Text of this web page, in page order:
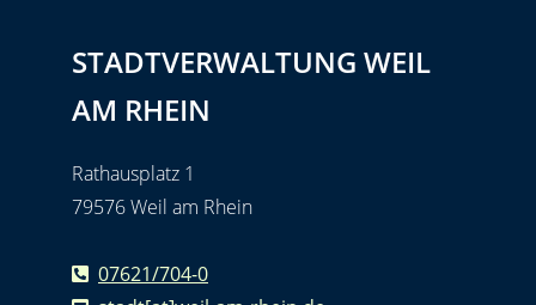
STADTVERWALTUNG WEIL
AM RHEIN
Rathausplatz 1
79576 Weil am Rhein
07621/704-0